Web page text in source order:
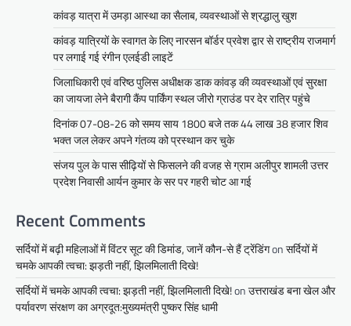
कांवड़ यात्रा में उमड़ा आस्था का सैलाब, व्यवस्थाओं से श्रद्धालु खुश
कांवड़ यात्रियों के स्वागत के लिए नारसन बॉर्डर प्रवेश द्वार से राष्ट्रीय राजमार्ग
पर लगाई गई रंगीन एलईडी लाइटें
जिलाधिकारी एवं वरिष्ठ पुलिस अधीक्षक डाक कांवड़ की व्यवस्थाओं एवं सुरक्षा
का जायजा लेने बैरागी कैंप पार्किंग स्थल जीरो ग्राउंड पर देर रात्रि पहुंचे
दिनांक 07-08-26 को समय साय 1800 बजे तक 44 लाख 38 हजार शिव
भक्त जल लेकर अपने गंतव्य को प्रस्थान कर चुके
संजय पुल के पास सीढ़ियों से फिसलने की वजह से ग्राम अलीपुर शामली उत्तर
प्रदेश निवासी आर्यन कुमार के सर पर गहरी चोट आ गई
Recent Comments
सर्दियों में बढ़ी महिलाओं में विंटर सूट की डिमांड, जानें कौन-से हैं ट्रेंडिंगonसर्दियों में
चमके आपकी त्वचा: झड़ती नहीं, झिलमिलाती दिखे!
सर्दियों में चमके आपकी त्वचा: झड़ती नहीं, झिलमिलाती दिखे!onउत्तराखंड बना खेल और
पर्यावरण संरक्षण का अग्रदूत:मुख्यमंत्री पुष्कर सिंह धामी